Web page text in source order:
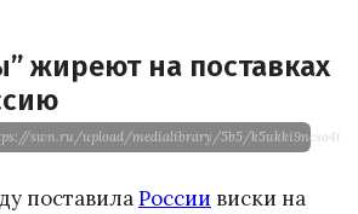
жиреют на поставках
swn.ru/upload/medialibrary/5b5/
поставилаРоссии виски на